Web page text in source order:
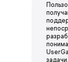
задачи.